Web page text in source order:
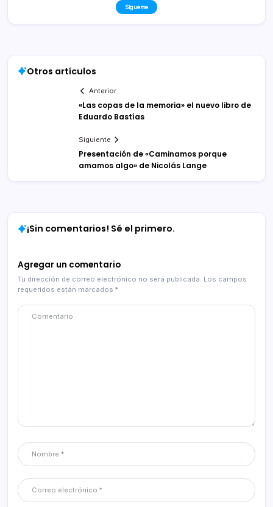
Sígueme
Otros artículos
Anterior
«Las copas de la memoria» el nuevo libro de
Eduardo Bastías
Siguiente
Presentación de «Caminamos porque
amamos algo» de Nicolás Lange
¡Sin comentarios! Sé el primero.
Agregar un comentario
Tu dirección de correo electrónico no será publicada. Los campos
requeridos están marcados *